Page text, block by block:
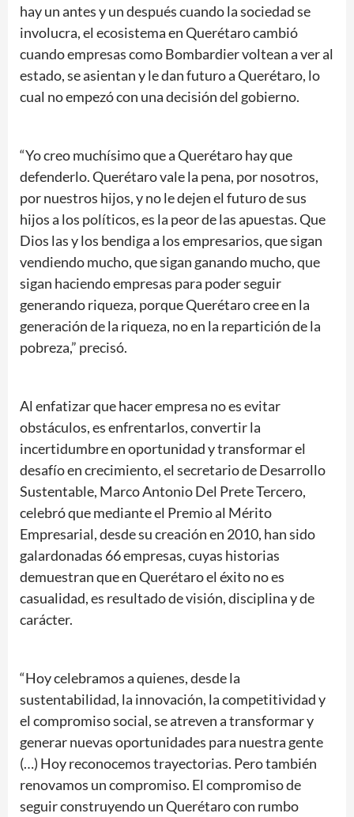
hay un antes y un después cuando la sociedad se
involucra, el ecosistema en Querétaro cambió
cuando empresas como Bombardier voltean a ver al
estado, se asientan y le dan futuro a Querétaro, lo
cual no empezó con una decisión del gobierno.
“Yo creo muchísimo que a Querétaro hay que
defenderlo. Querétaro vale la pena, por nosotros,
por nuestros hijos, y no le dejen el futuro de sus
hijos a los políticos, es la peor de las apuestas. Que
Dios las y los bendiga a los empresarios, que sigan
vendiendo mucho, que sigan ganando mucho, que
sigan haciendo empresas para poder seguir
generando riqueza, porque Querétaro cree en la
generación de la riqueza, no en la repartición de la
pobreza,” precisó.
Al enfatizar que hacer empresa no es evitar
obstáculos, es enfrentarlos, convertir la
incertidumbre en oportunidad y transformar el
desafío en crecimiento, el secretario de Desarrollo
Sustentable, Marco Antonio Del Prete Tercero,
celebró que mediante el Premio al Mérito
Empresarial, desde su creación en 2010, han sido
galardonadas 66 empresas, cuyas historias
demuestran que en Querétaro el éxito no es
casualidad, es resultado de visión, disciplina y de
carácter.
“Hoy celebramos a quienes, desde la
sustentabilidad, la innovación, la competitividad y
el compromiso social, se atreven a transformar y
generar nuevas oportunidades para nuestra gente
(…) Hoy reconocemos trayectorias. Pero también
renovamos un compromiso. El compromiso de
seguir construyendo un Querétaro con rumbo